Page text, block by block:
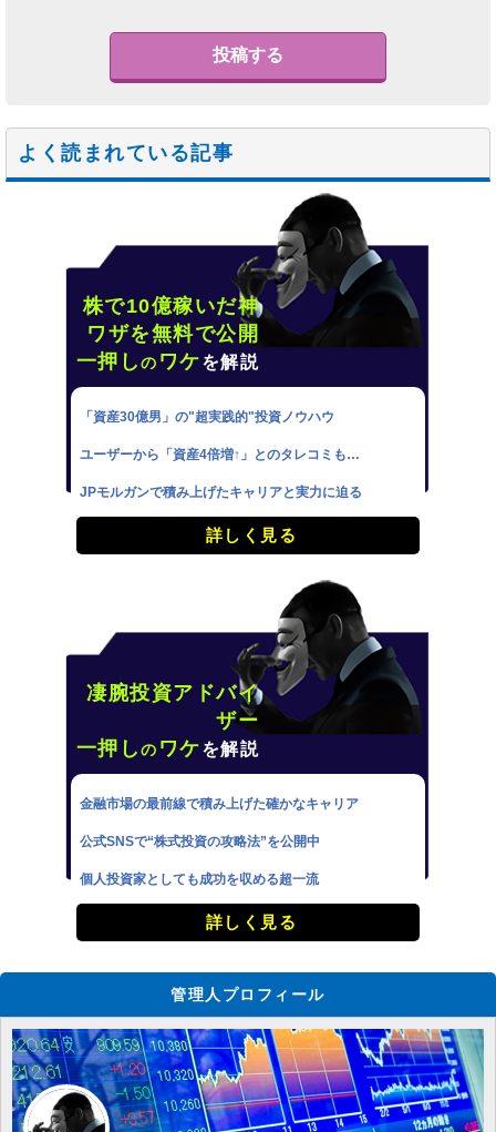
よく読まれている記事
株で10億稼いだ神
ワザを無料で公開
一押しの ワケを解説
「資産30億男」の"超実践的"投資ノウハウ
ユーザーから「資産4倍増↑」とのタレコミも…
JPモルガンで積み上げたキャリアと実力に迫る
詳しく見る
凄腕投資アドバイ
ザー
一押しの ワケを解説
金融市場の最前線で積み上げた確かなキャリア
公式SNSで“株式投資の攻略法”を公開中
個人投資家としても成功を収める超一流
詳しく見る
管理人プロフィール